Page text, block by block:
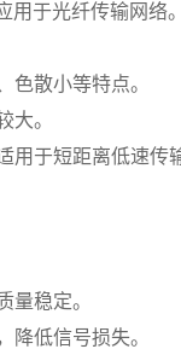
于光纤传输网
色散小等特点。
大。
于短距离低速传
量稳定。
降低信号损失。